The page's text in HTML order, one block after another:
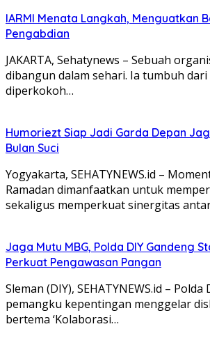
IARMI Menata Langkah, Menguatkan
Pengabdian
JAKARTA, Sehatynews – Sebuah
dibangun dalam sehari. Ia tumbuh dari
diperkokoh…
Humoriezt Siap Jadi Garda Depan
Bulan Suci
Yogyakarta, SEHATYNEWS.id –
Ramadan dimanfaatkan untuk
sekaligus memperkuat sinergitas
Jaga Mutu MBG, Polda DIY Gandeng
Perkuat Pengawasan Pangan
Sleman (DIY), SEHATYNEWS.id –
pemangku kepentingan menggelar
bertema ‘Kolaborasi…